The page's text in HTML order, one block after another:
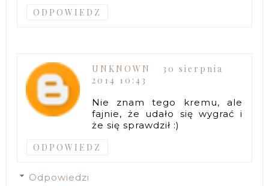
ODPOWIEDZ
UNKNOWN
30 sierpnia
2014 10:43
Nie znam tego kremu, ale
fajnie, że udało się wygrać i
że się sprawdził :)
ODPOWIEDZ
Odpowiedzi